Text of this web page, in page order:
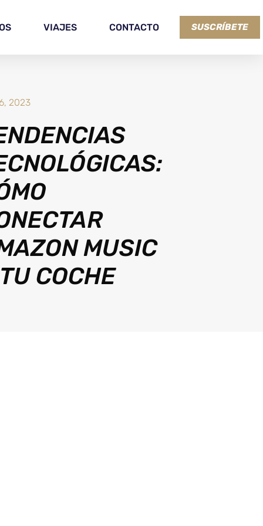
VIAJES CONTACTO SUSCRÍBETE
2023
MUSIC
COCHE